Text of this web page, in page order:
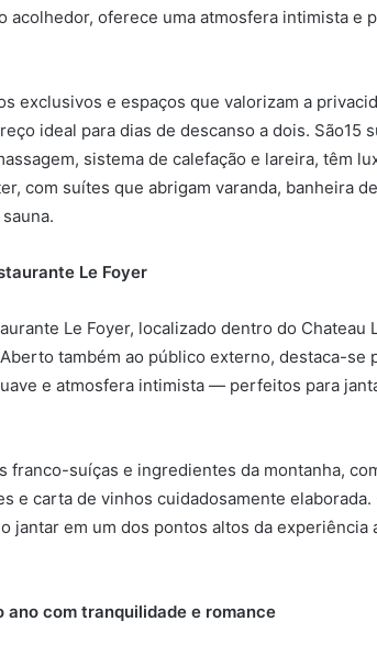
acolhedor, oferece uma atmosfera intimista e
exclusivos e espaços que valorizam a
ideal para dias de descanso a dois. São15
sistema de calefação e lareira, têm
com suítes que abrigam varanda, banheira
Le Foyer
Le Foyer, localizado dentro do Chateau
também ao público externo, destaca-se
e atmosfera intimista — perfeitos para
franco-suíças e ingredientes da montanha,
e carta de vinhos cuidadosamente elaborada.
jantar em um dos pontos altos da experiência
ano com tranquilidade e romance